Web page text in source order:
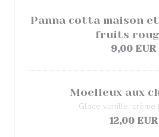
Panna cotta maison
fruits
9,00 EUR
Moelleux aux
Glace vanille, crème
12,00 EUR